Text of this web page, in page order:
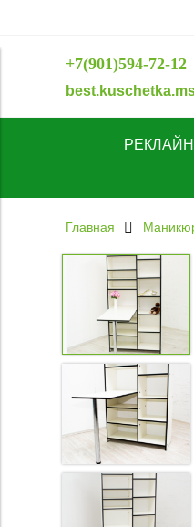
+7(901)594-72-12
Главная